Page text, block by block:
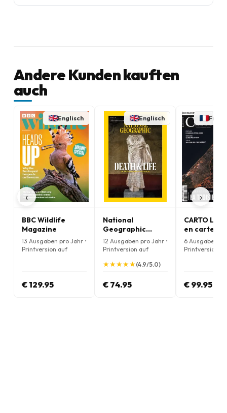
Andere Kunden kauften
auch
‹
Englisch
BBC Wildlife
Magazine
13 Ausgaben pro Jahr •
Printversion auf
€ 129.95
Englisch
National
Geographic
(Englische
Ausgabe)
12 Ausgaben pro Jahr •
Printversion auf
★
★★
★★
★★
★★
★(4.9/5.0)
€ 74.95
CARTO Le
en cartes
6 Ausgaben
Printversion
€ 99.95
›